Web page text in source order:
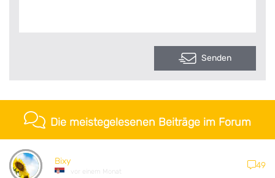
Senden
Die meistegelesenen Beiträge im Forum
Bixy
vor einem Monat
49